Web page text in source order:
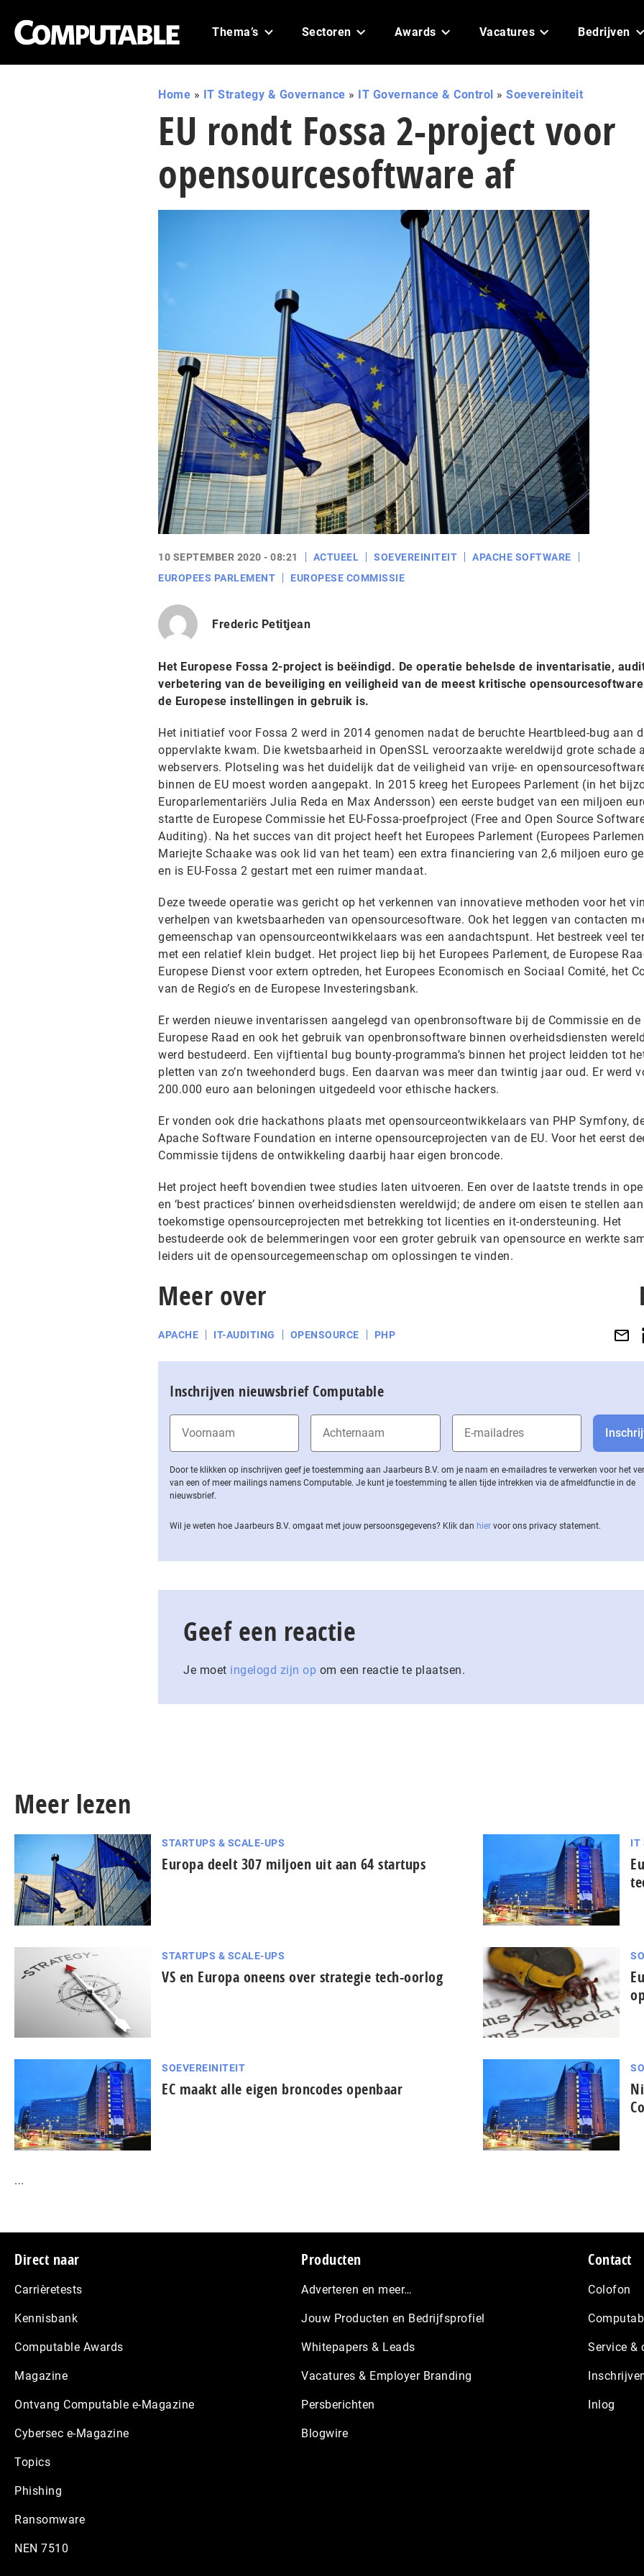
Thema’s Sectoren Awards Vacatures Bedrijven
Home » IT Strategy & Governance » IT Governance & Control » Soevereiniteit
EU rondt Fossa 2-project voor
opensourcesoftware af
10 SEPTEMBER 2020 - 08:21 ACTUEEL SOEVEREINITEIT
APACHE SOFTWARE
EUROPEES PARLEMENT
EUROPESE COMMISSIE
Frederic Petitjean
Het Europese Fossa 2-project is beëindigd. De operatie behelsde de inventarisatie,
verbetering van de beveiliging en veiligheid van de meest kritische
de Europese instellingen in gebruik is.
Het initiatief voor Fossa 2 werd in 2014 genomen nadat de beruchte Heartbleed-bug aan
oppervlakte kwam. Die kwetsbaarheid in OpenSSL veroorzaakte wereldwijd grote schade
webservers. Plotseling was het duidelijk dat de veiligheid van vrije- en
binnen de EU moest worden aangepakt. In 2015 kreeg het Europees Parlement (in het
Europarlementariërs Julia Reda en Max Andersson) een eerste budget van een miljoen
startte de Europese Commissie het EU-Fossa-proefproject (Free and Open Source
Auditing). Na het succes van dit project heeft het Europees Parlement (Europees
Mariejte Schaake was ook lid van het team) een extra financiering van 2,6 miljoen euro
en is EU-Fossa 2 gestart met een ruimer mandaat.
Deze tweede operatie was gericht op het verkennen van innovatieve methoden voor het
verhelpen van kwetsbaarheden van opensourcesoftware. Ook het leggen van contacten
gemeenschap van opensourceontwikkelaars was een aandachtspunt. Het bestreek veel
met een relatief klein budget. Het project liep bij het Europees Parlement, de Europese
Europese Dienst voor extern optreden, het Europees Economisch en Sociaal Comité, het
van de Regio’s en de Europese Investeringsbank.
Er werden nieuwe inventarissen aangelegd van openbronsoftware bij de Commissie en de
Europese Raad en ook het gebruik van openbronsoftware binnen overheidsdiensten
werd bestudeerd. Een vijftiental bug bounty-programma’s binnen het project leidden tot
pletten van zo’n tweehonderd bugs. Een daarvan was meer dan twintig jaar oud. Er werd
200.000 euro aan beloningen uitgedeeld voor ethische hackers.
Er vonden ook drie hackathons plaats met opensourceontwikkelaars van PHP Symfony,
Apache Software Foundation en interne opensourceprojecten van de EU. Voor het eerst
Commissie tijdens de ontwikkeling daarbij haar eigen broncode.
Het project heeft bovendien twee studies laten uitvoeren. Een over de laatste trends in
en ‘best practices’ binnen overheidsdiensten wereldwijd; de andere om eisen te stellen aan
toekomstige opensourceprojecten met betrekking tot licenties en it-ondersteuning. Het
bestudeerde ook de belemmeringen voor een groter gebruik van opensource en werkte
leiders uit de opensourcegemeenschap om oplossingen te vinden.
Meer over
APACHE IT-AUDITING OPENSOURCE PHP
Inschrijven nieuwsbrief Computable
Door te klikken op inschrijven geef je toestemming aan Jaarbeurs B.V. om je naam en e-mailadres te verwerken voor het
van een of meer mailings namens Computable. Je kunt je toestemming te allen tijde intrekken via de af­meld­func­tie in de
nieuwsbrief.
Wil je weten hoe Jaarbeurs B.V. omgaat met jouw per­soons­ge­ge­vens? Klik dan hier voor ons privacy statement.
Geef een reactie
Je moet ingelogd zijn op om een reactie te plaatsen.
Meer lezen
STARTUPS & SCALE-UPS
Europa deelt 307 miljoen uit aan 64 startups
IT
STARTUPS & SCALE-UPS
VS en Europa oneens over strategie tech-oorlog
SOEVEREINITEIT
EC maakt alle eigen broncodes openbaar
...
Footer
Direct naar
Carrièretests
Kennisbank
Computable Awards
Magazine
Ontvang Computable e-Magazine
Cybersec e-Magazine
Topics
Phishing
Ransomware
NEN 7510
Producten
Adverteren en meer…
Jouw Producten en Bedrijfsprofiel
Whitepapers & Leads
Vacatures & Employer Branding
Persberichten
Blogwire
Contact
Colofon
Service &
Inlog